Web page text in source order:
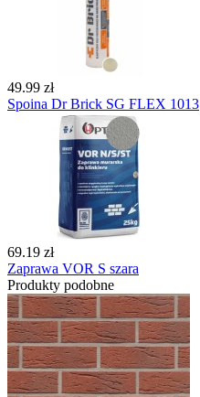
49.99 zł
Spoina Dr Brick SG FLEX 1013
69.19 zł
Zaprawa VOR S szara
Produkty podobne